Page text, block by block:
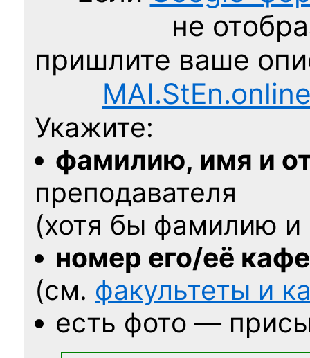
не
пришлите ваше
Укажите:
фамилию, имя и
преподавателя
(хотя бы фамилию
номер его/её
(см. факультеты и
есть фото —